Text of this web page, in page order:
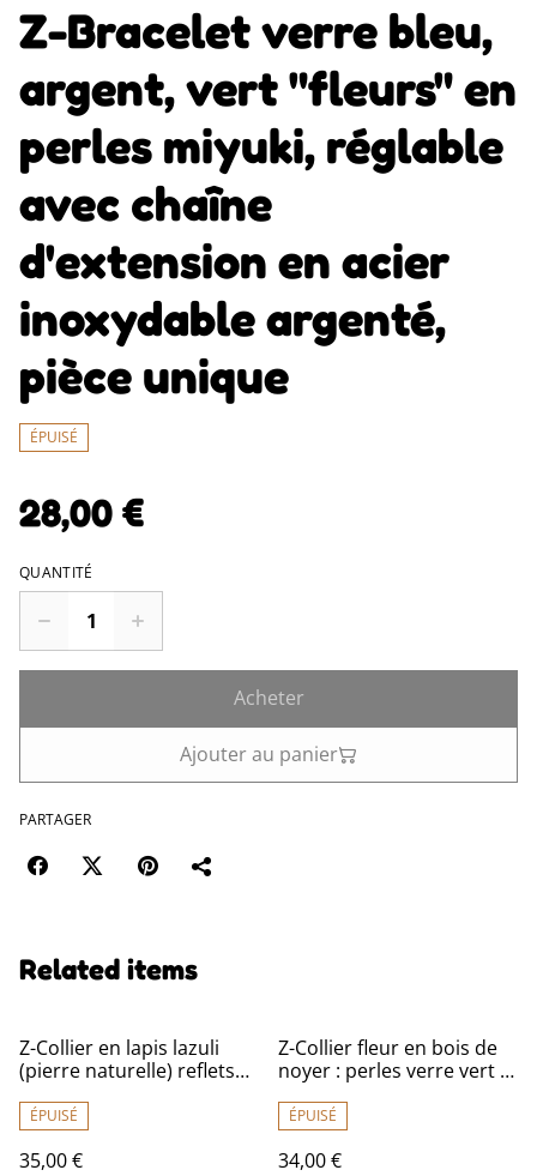
Z-Bracelet verre bleu,
argent, vert "fleurs" en
perles miyuki, réglable
avec chaîne
d'extension en acier
inoxydable argenté,
pièce unique
ÉPUISÉ
28,00 €
QUANTITÉ
Acheter
Ajouter au panier
PARTAGER
Related items
Z-Collier en lapis lazuli
(pierre naturelle) reflets
hématite monté sur fil de
lin avec chaîne
d'extension dorée
ÉPUISÉ
35,00 €
Z-Collier fleur en bois de
noyer : perles verre vert et
naturelles) monté sur fil
de lin réglable avec chaîne
d'extension dorée
ÉPUISÉ
34,00 €